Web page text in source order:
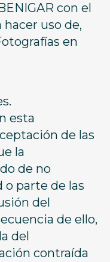
con el
uso de,
en
esta
de las
la
de no
parte de las
del
de ello,
del
contraída